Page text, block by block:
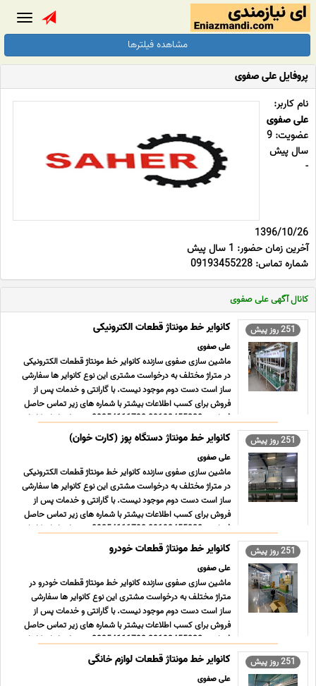
مشاهده فیلترها
پروفایل علی صفوی
نام کاربر:
علی صفوی
عضویت: 9
سال پیش
-
1396/10/26
آخرین زمان حضور: 1 سال پیش
شماره تماس: 09193455228
کانال آگهی علی صفوی
251 روز پیش کانوایر خط مونتاژ قطعات الکترونیکی
علی صفوی
ماشین سازی صفوی سازنده کانوایر خط مونتاژ قطعات الکترونیکی
در متراژ مختلف به درخواست مشتری این نوع کانوایر ها سفارشی
ساز است دست دوم موجود نیست. با گارانتی و خدمات پس از
فروش برای کسب اطلاعات بیشتر با شماره های زیر تماس حاصل
فرمایید. 09193455228-09354111790 تعمیرات انواع کانوایر
و ... ...
251 روز پیش کانوایر خط مونتاژ دستگاه پوز (کارت خوان)
علی صفوی
ماشین سازی صفوی سازنده کانوایر خط مونتاژ قطعات الکترونیکی
در متراژ مختلف به درخواست مشتری این نوع کانوایر ها سفارشی
ساز است دست دوم موجود نیست. با گارانتی و خدمات پس از
فروش برای کسب اطلاعات بیشتر با شماره های زیر تماس حاصل
فرمایید. 09193455228-09354111790 تعمیرات انواع کانوایر
و ... ...
251 روز پیش کانوایر خط مونتاژ قطعات خودرو
علی صفوی
ماشین سازی صفوی سازنده کانوایر خط مونتاژ قطعات خودرو در
متراژ مختلف به درخواست مشتری این نوع کانوایر ها سفارشی
ساز است دست دوم موجود نیست. با گارانتی و خدمات پس از
فروش برای کسب اطلاعات بیشتر با شماره های زیر تماس حاصل
فرمایید. 09193455228-09354111790 تعمیرات انواع کانوایر
و ماشی ... ...
251 روز پیش کانوایر خط مونتاژ قطعات لوازم خانگی
علی صفوی